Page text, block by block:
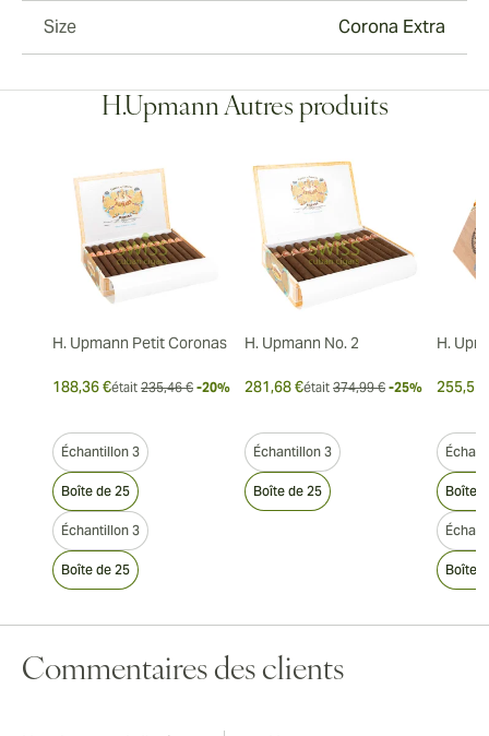
Size Corona Extra
H.Upmann Autres produits
H. Upmann Petit Coronas
188,36 €était 235,46 € -20%
Échantillon 3
Boîte de 25
Échantillon 3
Boîte de 25
H. Upmann No. 2
281,68 €était 374,99 € -25%
Échantillon 3
Boîte de 25
H.
255,51
Boîte
Boîte
Commentaires des clients